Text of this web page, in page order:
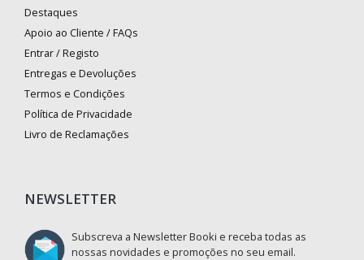
Destaques
Apoio ao Cliente / FAQs
Entrar / Registo
Entregas e Devoluções
Termos e Condições
Política de Privacidade
Livro de Reclamações
NEWSLETTER
Subscreva a Newsletter Booki e receba todas as
nossas novidades e promoções no seu email.